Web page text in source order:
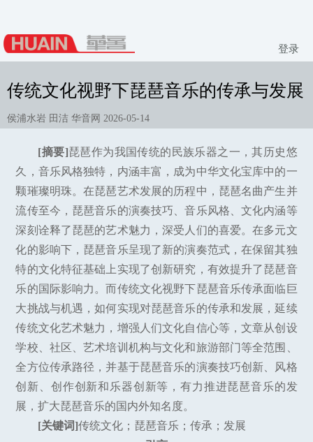
登录
传统文化视野下琵琶音乐的传承与发展
侯浦水岩 田洁 华音网 2026-05-14
[摘要]琵琶作为我国传统的民族乐器之一，其历史悠
久，音乐风格独特，内涵丰富，成为中华文化宝库中的一
颗璀璨明珠。在琵琶艺术发展的历程中，琵琶名曲产生并
流传至今，琵琶音乐的演奏技巧、音乐风格、文化内涵等
深刻诠释了琵琶的艺术魅力，深受人们的喜爱。在多元文
化的影响下，琵琶音乐呈现了新的演奏范式，在保留其独
特的文化特征基础上实现了创新研究，有效提升了琵琶音
乐的国际影响力。而传统文化视野下琵琶音乐传承面临巨
大挑战与机遇，如何实现对琵琶音乐的传承和发展，延续
传统文化艺术魅力，增强人们文化自信心等，文章从创设
学校、社区、艺术培训机构与文化和旅游部门等全范围、
全方位传承路径，并基于琵琶音乐的演奏技巧创新、风格
创新、创作创新和乐器创新等，有力推进琵琶音乐的发
展，扩大琵琶音乐的国内外知名度。
[关键词]传统文化；琵琶音乐；传承；发展